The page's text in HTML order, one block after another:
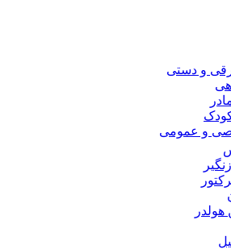
و دستی
و عمومی
هولدر